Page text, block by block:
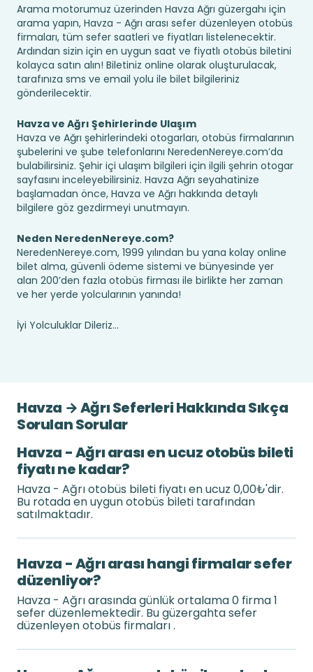
Arama motorumuz üzerinden Havza Ağrı güzergahı için
arama yapın, Havza - Ağrı arası sefer düzenleyen otobüs
firmaları, tüm sefer saatleri ve fiyatları listelenecektir.
Ardından sizin için en uygun saat ve fiyatlı otobüs biletini
kolayca satın alın! Biletiniz online olarak oluşturulacak,
tarafınıza sms ve email yolu ile bilet bilgileriniz
gönderilecektir.
Havza ve Ağrı Şehirlerinde Ulaşım
Havza ve Ağrı şehirlerindeki otogarları, otobüs firmalarının
şubelerini ve şube telefonlarını NeredenNereye.com’da
bulabilirsiniz. Şehir içi ulaşım bilgileri için ilgili şehrin otogar
sayfasını inceleyebilirsiniz. Havza Ağrı seyahatinize
başlamadan önce, Havza ve Ağrı hakkında detaylı
bilgilere göz gezdirmeyi unutmayın.
Neden NeredenNereye.com?
NeredenNereye.com, 1999 yılından bu yana kolay online
bilet alma, güvenli ödeme sistemi ve bünyesinde yer
alan 200’den fazla otobüs firması ile birlikte her zaman
ve her yerde yolcularının yanında!
İyi Yolculuklar Dileriz...
Havza → Ağrı Seferleri Hakkında Sıkça
Sorulan Sorular
Havza - Ağrı arası en ucuz otobüs bileti
fiyatı ne kadar?
Havza - Ağrı otobüs bileti fiyatı en ucuz 0,00₺'dir.
Bu rotada en uygun otobüs bileti tarafından
satılmaktadır.
Havza - Ağrı arası hangi firmalar sefer
düzenliyor?
Havza - Ağrı arasında günlük ortalama 0 firma 1
sefer düzenlemektedir. Bu güzergahta sefer
düzenleyen otobüs firmaları .